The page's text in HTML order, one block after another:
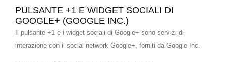
PULSANTE +1 E WIDGET SOCIALI DI
GOOGLE+ (GOOGLE INC.)
Il pulsante +1 e i widget sociali di Google+ sono servizi di
interazione con il social network Google+, forniti da Google Inc.